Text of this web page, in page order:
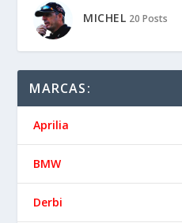
MICHEL 20 Posts
MARCAS:
Aprilia
BMW
Derbi